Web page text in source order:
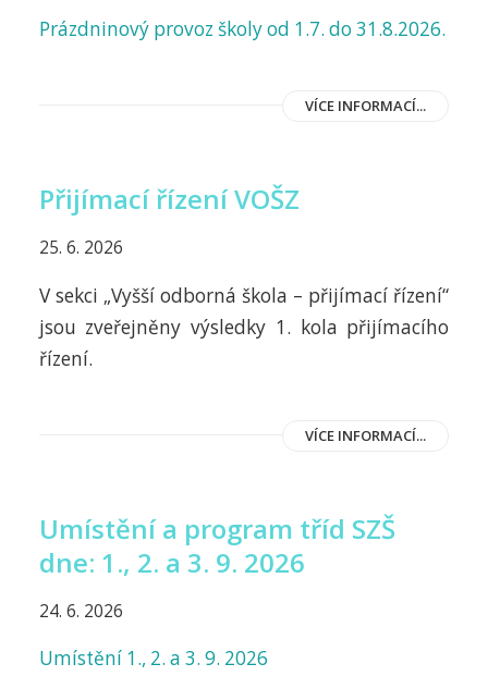
Prázdninový provoz školy od 1.7. do 31.8.2026.
VÍCE INFORMACÍ...
Přijímací řízení VOŠZ
25. 6. 2026
V sekci „Vyšší odborná škola – přijímací řízení“
jsou zveřejněny výsledky 1. kola přijímacího
řízení.
VÍCE INFORMACÍ...
Umístění a program tříd SZŠ
dne: 1., 2. a 3. 9. 2026
24. 6. 2026
Umístění 1., 2. a 3. 9. 2026